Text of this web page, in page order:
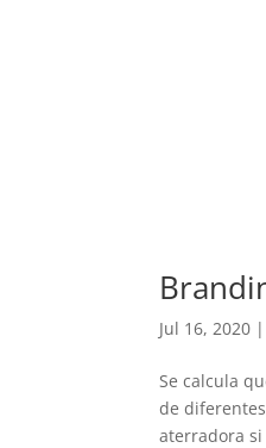
Jul 16, 2020 |
Se calcula
de
aterradora si